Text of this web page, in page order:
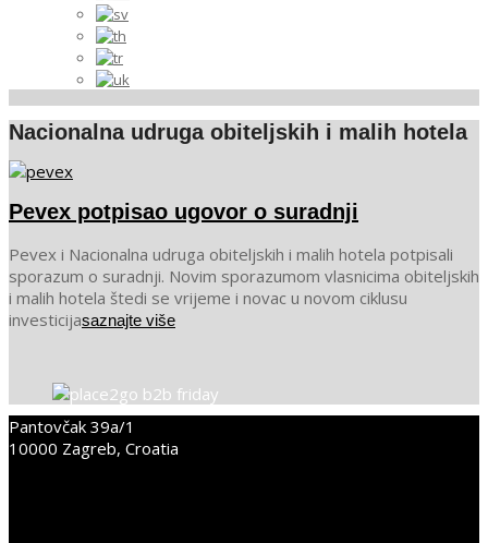
Nacionalna udruga obiteljskih i malih hotela
Pevex potpisao ugovor o suradnji
2023-
03-
09
Pevex i Nacionalna udruga obiteljskih i malih hotela potpisali
sporazum o suradnji. Novim sporazumom vlasnicima obiteljskih
i malih hotela štedi se vrijeme i novac u novom ciklusu
investicijasaznajte više
Pantovčak 39a/1
10000 Zagreb, Croatia